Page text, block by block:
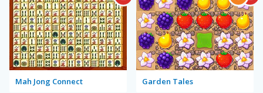
Mah Jong Connect Garden Tales